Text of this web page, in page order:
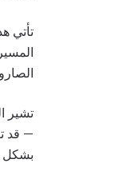
تأتي
تشير
— قد
بشكل